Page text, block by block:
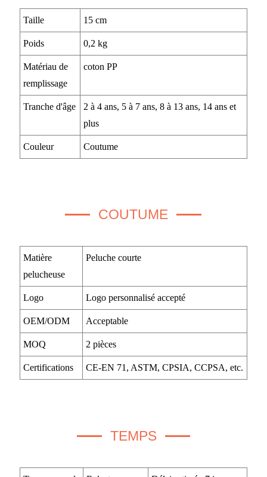
Taille 15 cm
Poids 0,2 kg
Matériau de
remplissage
coton PP
Tranche d'âge
2 à 4 ans, 5 à 7 ans, 8 à 13 ans, 14 ans et
plus
Couleur Coutume
COUTUME
Matière
pelucheuse
Peluche courte
Logo Logo personnalisé accepté
OEM/ODM Acceptable
MOQ 2 pièces
Certifications CE-EN 71, ASTM, CPSIA, CCPSA, etc.
TEMPS